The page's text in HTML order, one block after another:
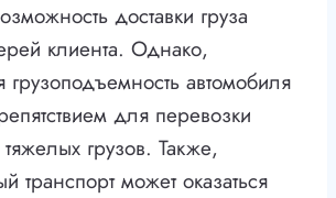
доставки груза
клиента. Однако,
грузоподъемность автомобиля
для перевозки
грузов. Также,
транспорт может оказаться